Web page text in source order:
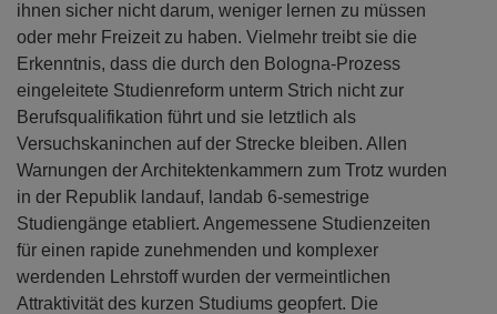
ihnen sicher nicht darum, weniger lernen zu müssen
oder mehr Freizeit zu haben. Vielmehr treibt sie die
Erkenntnis, dass die durch den Bologna-Prozess
eingeleitete Studienreform unterm Strich nicht zur
Berufsqualifikation führt und sie letztlich als
Versuchskaninchen auf der Strecke bleiben. Allen
Warnungen der Architektenkammern zum Trotz wurden
in der Republik landauf, landab 6-semestrige
Studiengänge etabliert. Angemessene Studienzeiten
für einen rapide zunehmenden und komplexer
werdenden Lehrstoff wurden der vermeintlichen
Attraktivität des kurzen Studiums geopfert. Die